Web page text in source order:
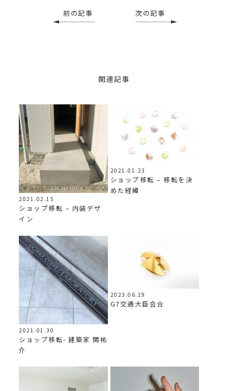
関連記事
2021.02.15
ショップ移転 – 内装デザ
イン
2021.01.23
ショップ移転 – 移転を決
めた経緯
2021.01.30
ショップ移転- 建築家 関祐
介
2023.06.19
G7交通大臣会合
前の記事 次の記事